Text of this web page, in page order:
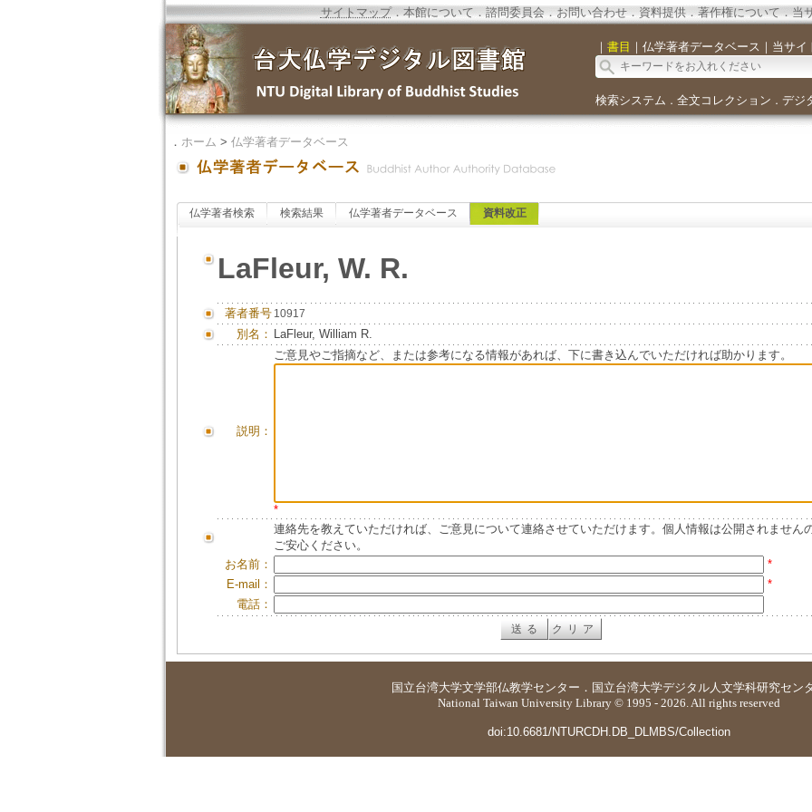
サイトマップ．本館について．諮問委員会． お問い合わせ． 資料提供．著作権について．当
｜ 書目 ｜ 仏学著者データベース ｜ 当サイ
検索システム ． 全文コレクション ． デジ
． ホーム > 仏学著者データベース
仏学著者検索 検索結果 仏学著者データベース 資料改正
LaFleur, W. R.
著者番号 10917
別名： LaFleur, William R.
説明：
ご意見やご指摘など、または参考になる情報があれば、下に書き込んでいただければ助かります。
*
連絡先を教えていただければ、ご意見について連絡させていただけます。個人情報は公開されません
ご安心ください。
お名前：
*
E-mail：
*
電話：
国立台湾大学文学部仏教学センター ． 国立台湾大学デジタル人文学科研究セン
National Taiwan University Library © 1995 - 2026. All rights reserved
doi:10.6681/NTURCDH.DB_DLMBS/Collection